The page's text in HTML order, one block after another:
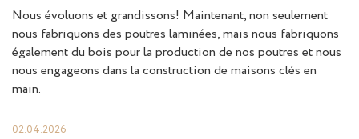
Nous évoluons et grandissons! Maintenant, non seulement
nous fabriquons des poutres laminées, mais nous fabriquons
également du bois pour la production de nos poutres et nous
nous engageons dans la construction de maisons clés en
main.
02.04.2026